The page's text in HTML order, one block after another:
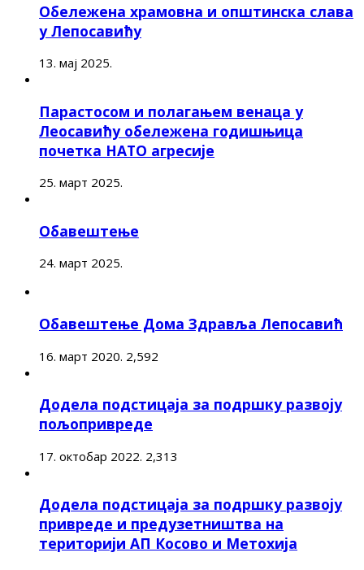
Обележена храмовна и општинска слава
у Лепосавићу
13. мај 2025.
Парастосом и полагањем венаца у
Леосавићу обележена годишњица
почетка НАТО агресије
25. март 2025.
Обавештење
24. март 2025.
Обавештење Дома Здравља Лепосавић
16. март 2020. 2,592
Додела подстицаја за подршку развоју
пољопривреде
17. октобар 2022. 2,313
Додела подстицаја за подршку развоју
привреде и предузетништва на
територији АП Косово и Метохија